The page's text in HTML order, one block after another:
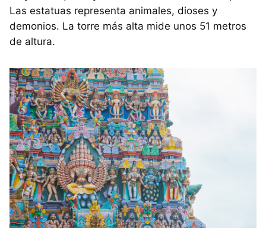
Las estatuas representa animales, dioses y
demonios. La torre más alta mide unos 51 metros
de altura.